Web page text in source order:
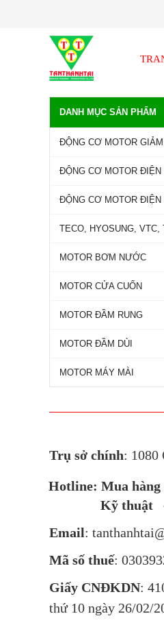
DANH MỤC SẢN PHẨM
ĐỘNG CƠ MOTOR
GIẢM TỐC TRỤC
GIẢM TỐC ĐẦU
GIẢM TỐC ĐẦU
GIẢM TỐC CỐT ÂM
ĐỘNG CƠ MOTOR ĐIỆN
Động Cơ Motor Điện
2800RPM
ĐỘNG CƠ MOTOR ĐIỆN
Động Cơ Motor Điện
Động Cơ Motor Điện 3
2800RPM
Động Cơ Motor Điện
TECO, HYOSUNG, VTC,
MOTOR TECO
MOTOR HYOSUNG
MOTOR VTC
MOTOR TOSHIBA
MOTOR BƠM NƯỚC
Máy bơm lưu lượng
Máy bơm công nghiệp
Máy bơm đẩy cao
Máy bơm ly tâm
Máy bơm tăng áp
MOTOR CỬA CUỐN
Motor Cửa Cuốn AC
Motor Cửa Cuốn DC -
MOTOR ĐẦM RUNG
Motor Đầm Rung 1
Motor Đầm Rung 3
MOTOR ĐẦM DÙI
MOTOR MÁY MÀI
Trụ sở chính: 1080
Hotline: Mua hàng
Kỹ thuật -
Email:
Mã số thuế:
Giấy CNĐKDN:
thứ 10 ngày 26/02/